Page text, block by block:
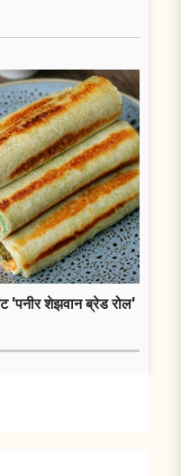
'पनीर शेझवान ब्रेड रोल'